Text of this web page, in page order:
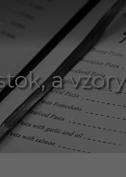
a vzory